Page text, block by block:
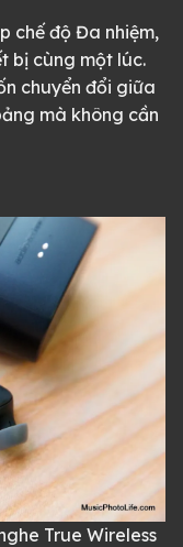
chế độ Đa nhiệm,
bị cùng một lúc.
chuyển đổi giữa
mà không cần
True Wireless